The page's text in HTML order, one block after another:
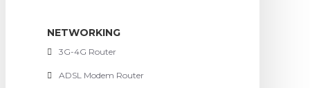
NETWORKING
3G-4G Router
ADSL Modem Router